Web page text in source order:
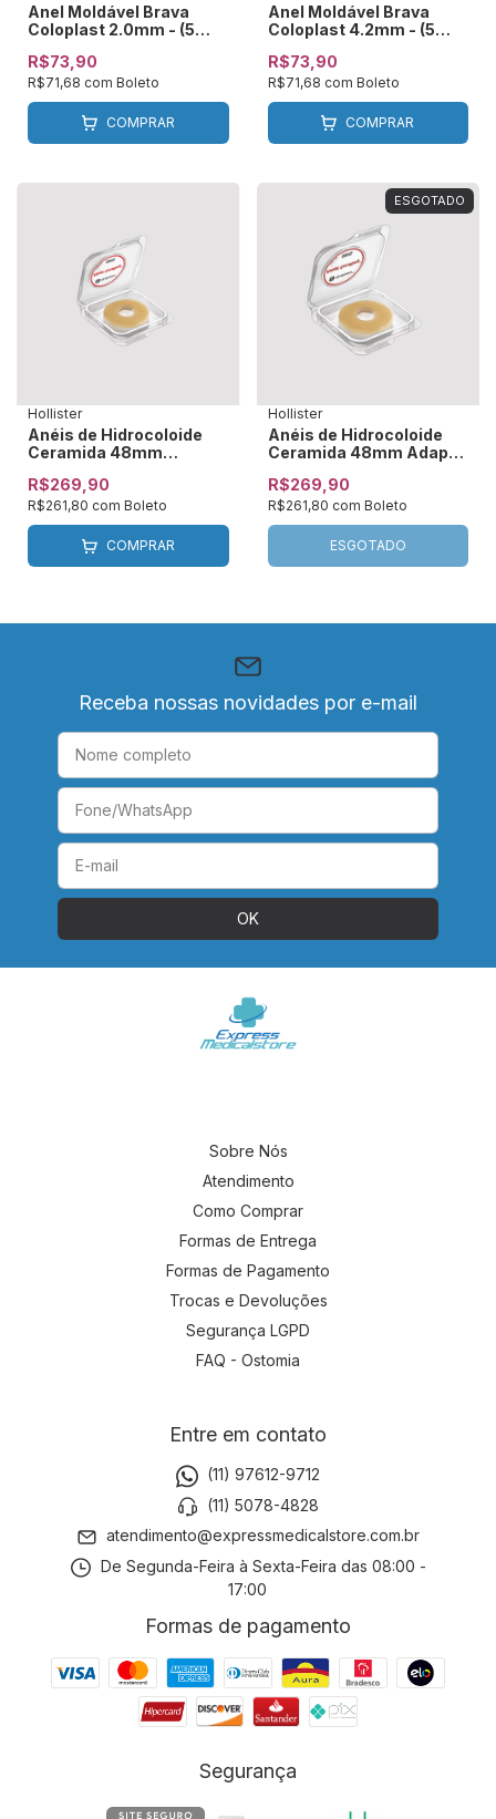
Anel Moldável Brava
Coloplast 2.0mm - (5
R$73,90
R$71,68 com Boleto
COMPRAR
Anel Moldável Brava
Coloplast 4.2mm - (5
R$73,90
R$71,68 com Boleto
COMPRAR
Hollister
Anéis de Hidrocoloide
Ceramida 48mm
Adapt
R$269,90
R$261,80 com Boleto
COMPRAR
ESGOTADO
Hollister
Anéis de Hidrocoloide
Ceramida 48mm Adapt
R$269,90
R$261,80 com Boleto
ESGOTADO
Receba nossas novidades por e-mail
Sobre Nós
Atendimento
Como Comprar
Formas de Entrega
Formas de Pagamento
Trocas e Devoluções
Segurança LGPD
FAQ - Ostomia
Entre em contato
(11) 97612-9712
(11) 5078-4828
atendimento@expressmedicalstore.com.br
De Segunda-Feira à Sexta-Feira das 08:00 -
17:00
Formas de pagamento
Segurança